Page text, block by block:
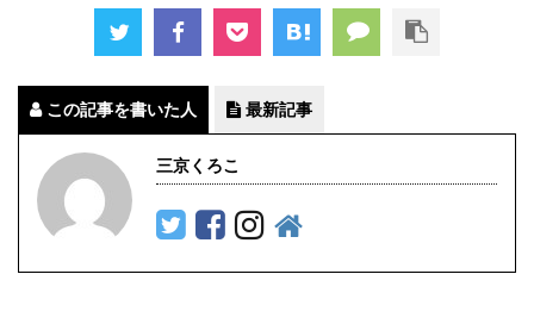
この記事を書いた人 最新記事
三京くろこ